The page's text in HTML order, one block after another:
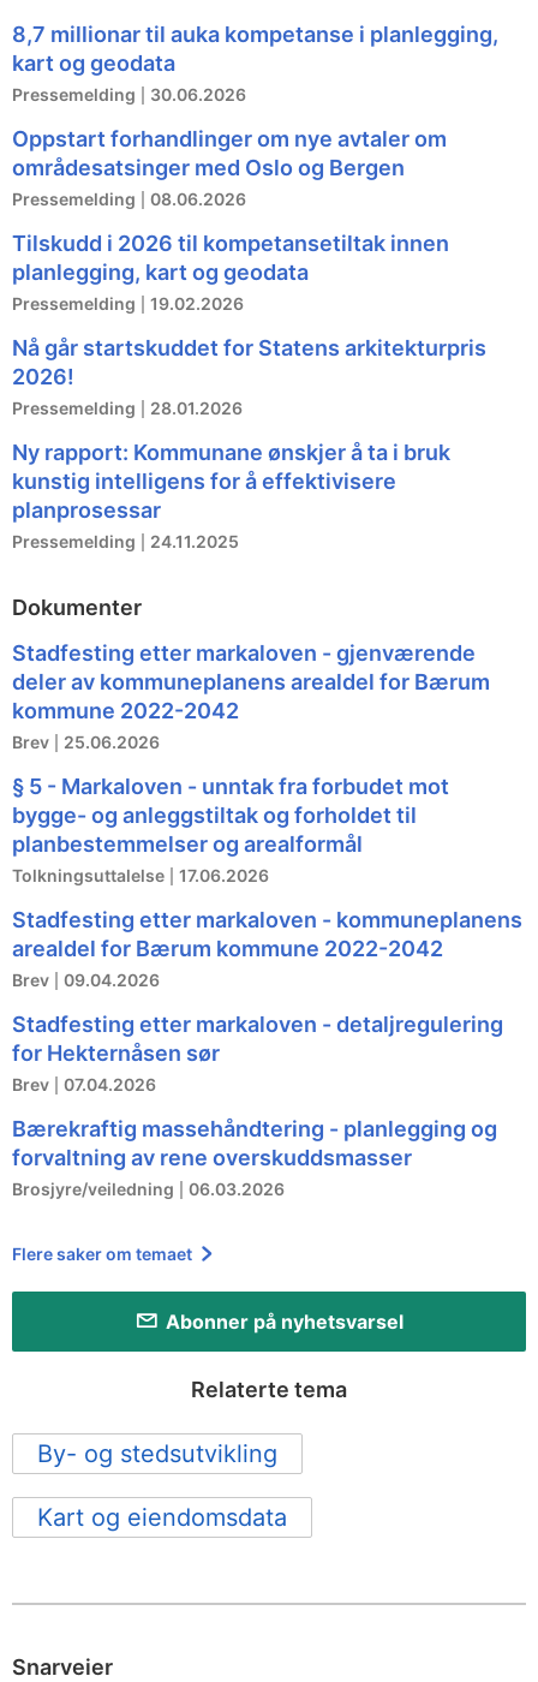
8,7 millionar til auka kompetanse i planlegging,
kart og geodata
Pressemelding 30.06.2026
Oppstart forhandlinger om nye avtaler om
områdesatsinger med Oslo og Bergen
Pressemelding 08.06.2026
Tilskudd i 2026 til kompetansetiltak innen
planlegging, kart og geodata
Pressemelding 19.02.2026
Nå går startskuddet for Statens arkitekturpris
2026!
Pressemelding 28.01.2026
Ny rapport: Kommunane ønskjer å ta i bruk
kunstig intelligens for å effektivisere
planprosessar
Pressemelding 24.11.2025
Dokumenter
Stadfesting etter markaloven - gjenværende
deler av kommuneplanens arealdel for Bærum
kommune 2022-2042
Brev 25.06.2026
§ 5 - Markaloven - unntak fra forbudet mot
bygge- og anleggstiltak og forholdet til
planbestemmelser og arealformål
Tolkningsuttalelse 17.06.2026
Stadfesting etter markaloven - kommuneplanens
arealdel for Bærum kommune 2022-2042
Brev 09.04.2026
Stadfesting etter markaloven - detaljregulering
for Hekternåsen sør
Brev 07.04.2026
Bærekraftig massehåndtering - planlegging og
forvaltning av rene overskuddsmasser
Brosjyre/veiledning 06.03.2026
Flere saker om temaet
Abonner på nyhetsvarsel
Relaterte tema
By- og stedsutvikling
Kart og eiendomsdata
Snarveier